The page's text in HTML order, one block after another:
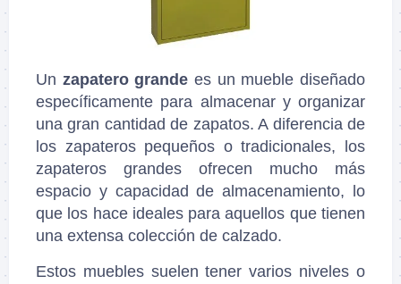
Un zapatero grande es un mueble diseñado
específicamente para almacenar y organizar
una gran cantidad de zapatos. A diferencia de
los zapateros pequeños o tradicionales, los
zapateros grandes ofrecen mucho más
espacio y capacidad de almacenamiento, lo
que los hace ideales para aquellos que tienen
una extensa colección de calzado.
Estos muebles suelen tener varios niveles o